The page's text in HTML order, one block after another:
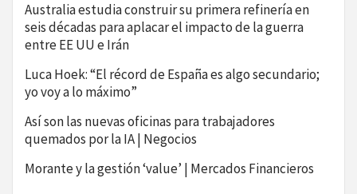
Australia estudia construir su primera refinería en
seis décadas para aplacar el impacto de la guerra
entre EE UU e Irán
Luca Hoek: “El récord de España es algo secundario;
yo voy a lo máximo”
Así son las nuevas oficinas para trabajadores
quemados por la IA | Negocios
Morante y la gestión ‘value’ | Mercados Financieros